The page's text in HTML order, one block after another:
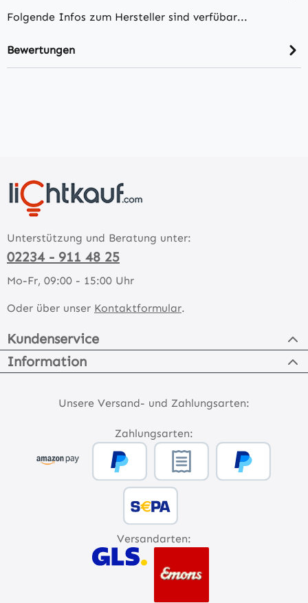
Folgende Infos zum Hersteller sind verfübar...
Bewertungen
Unterstützung und Beratung unter:
02234 - 911 48 25
Mo-Fr, 09:00 - 15:00 Uhr
Oder über unser Kontaktformular.
Kundenservice
Information
Unsere Versand- und Zahlungsarten:
Zahlungsarten:
Versandarten: